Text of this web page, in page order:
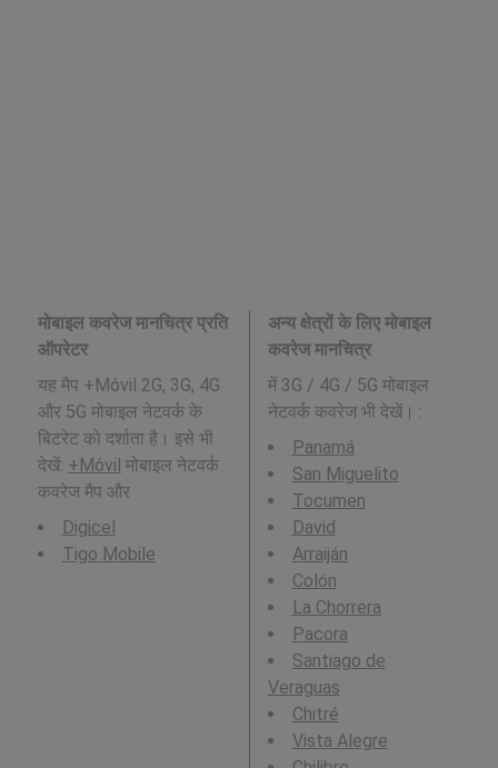
मोबाइल कवरेज मानचित्र प्रति
ऑपरेटर
यह मैप +Móvil 2G, 3G, 4G
और 5G मोबाइल नेटवर्क के
बिटरेट को दर्शाता है। इसे भी
देखें: +Móvil मोबाइल नेटवर्क
कवरेज मैप और
Digicel
Tigo Mobile
अन्य क्षेत्रों के लिए मोबाइल
कवरेज मानचित्र
में 3G / 4G / 5G मोबाइल
नेटवर्क कवरेज भी देखें। :
Panamá
San Miguelito
Tocumen
David
Arraiján
Colón
La Chorrera
Pacora
Santiago de
Veraguas
Chitré
Vista Alegre